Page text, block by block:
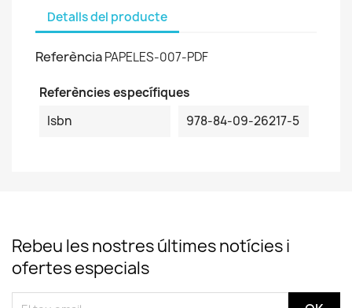
Detalls del producte
ReferènciaPAPELES-007-PDF
Referències específiques
Isbn
978-84-09-26217-5
Rebeu les nostres últimes notícies i
ofertes especials